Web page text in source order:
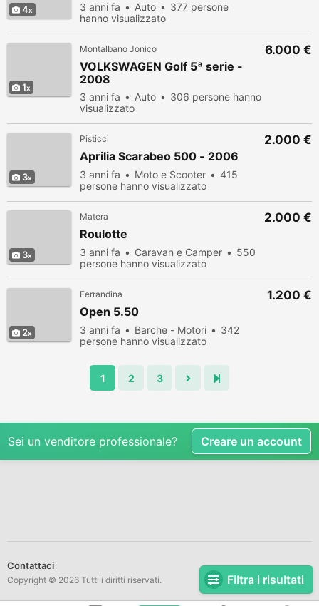
Filtra i risultati
4 3 anni fa Auto
377 persone
hanno visualizzato
1
Montalbano Jonico
VOLKSWAGEN Golf 5ª serie -
2008
3 anni fa Auto
306 persone hanno
visualizzato
6.000 €
3
Pisticci
Aprilia Scarabeo 500 - 2006
3 anni fa Moto e Scooter
415
persone hanno visualizzato
2.000 €
3
Matera
Roulotte
3 anni fa Caravan e Camper
550
persone hanno visualizzato
2.000 €
2
Ferrandina
Open 5.50
3 anni fa Barche - Motori
342
persone hanno visualizzato
1.200 €
1 2 3
Sei un venditore professionale? Creare un account
Contattaci
Copyright © 2026 Tutti i diritti riservati.